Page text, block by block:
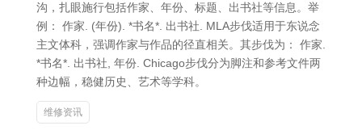
沟，扎眼施行包括作家、年份、标题、出书社等信息。举
例： 作家. (年份). *书名*. 出书社. MLA步伐适用于东说念
主文体科，强调作家与作品的径直相关。其步伐为： 作家.
*书名*. 出书社, 年份. Chicago步伐分为脚注和参考文件两
种边幅，稳健历史、艺术等学科。
维修资讯